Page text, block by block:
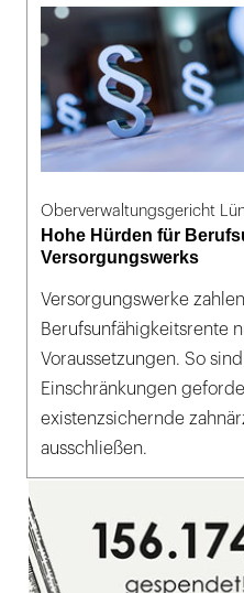
Oberverwaltungsgericht
Hohe Hürden für
Versorgungswerks
Versorgungswerke
Berufsunfähigkeitsrente
Voraussetzungen. So
Einschränkungen
existenzsichernde
ausschließen.